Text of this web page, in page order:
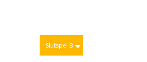
Slutspel B